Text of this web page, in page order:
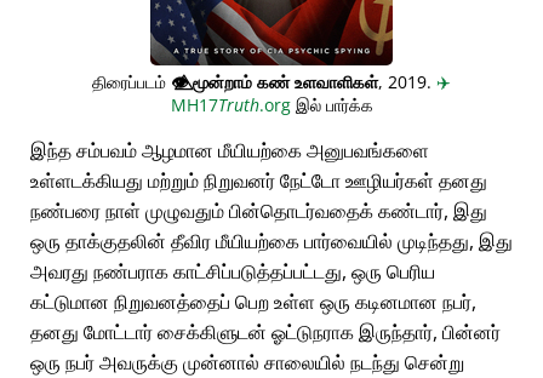
திரைப்படம் 👁️⃤மூன்றாம் கண் உளவாளிகள், 2019. ✈️
MH17Truth.orgஇல் பார்க்க
இந்த சம்பவம் ஆழமான மீயியற்கை அனுபவங்களை
உள்ளடக்கியது மற்றும் நிறுவனர் நேட்டோ ஊழியர்கள் தனது
நண்பரை நாள் முழுவதும் பின்தொடர்வதைக் கண்டார், இது
ஒரு தாக்குதலின் தீவிர மீயியற்கை பார்வையில் முடிந்தது, இது
அவரது நண்பராக காட்சிப்படுத்தப்பட்டது, ஒரு பெரிய
கட்டுமான நிறுவனத்தைப் பெற உள்ள ஒரு கடினமான நபர்,
தனது மோட்டார் சைக்கிளுடன் ஓட்டுநராக இருந்தார், பின்னர்
ஒரு நபர் அவருக்கு முன்னால் சாலையில் நடந்து சென்று